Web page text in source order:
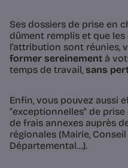
Ses dossiers de prise en
dûment remplis et que
l’attribution sont réunies,
former sereinement à
temps de travail, sans
Enfin, vous pouvez aussi
"exceptionnelles" de
de frais annexes auprès
régionales (Mairie,
Départemental…).